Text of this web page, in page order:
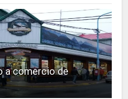
a comercio de